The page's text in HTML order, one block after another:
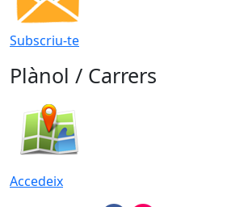
Subscriu-te
Plànol / Carrers
Accedeix